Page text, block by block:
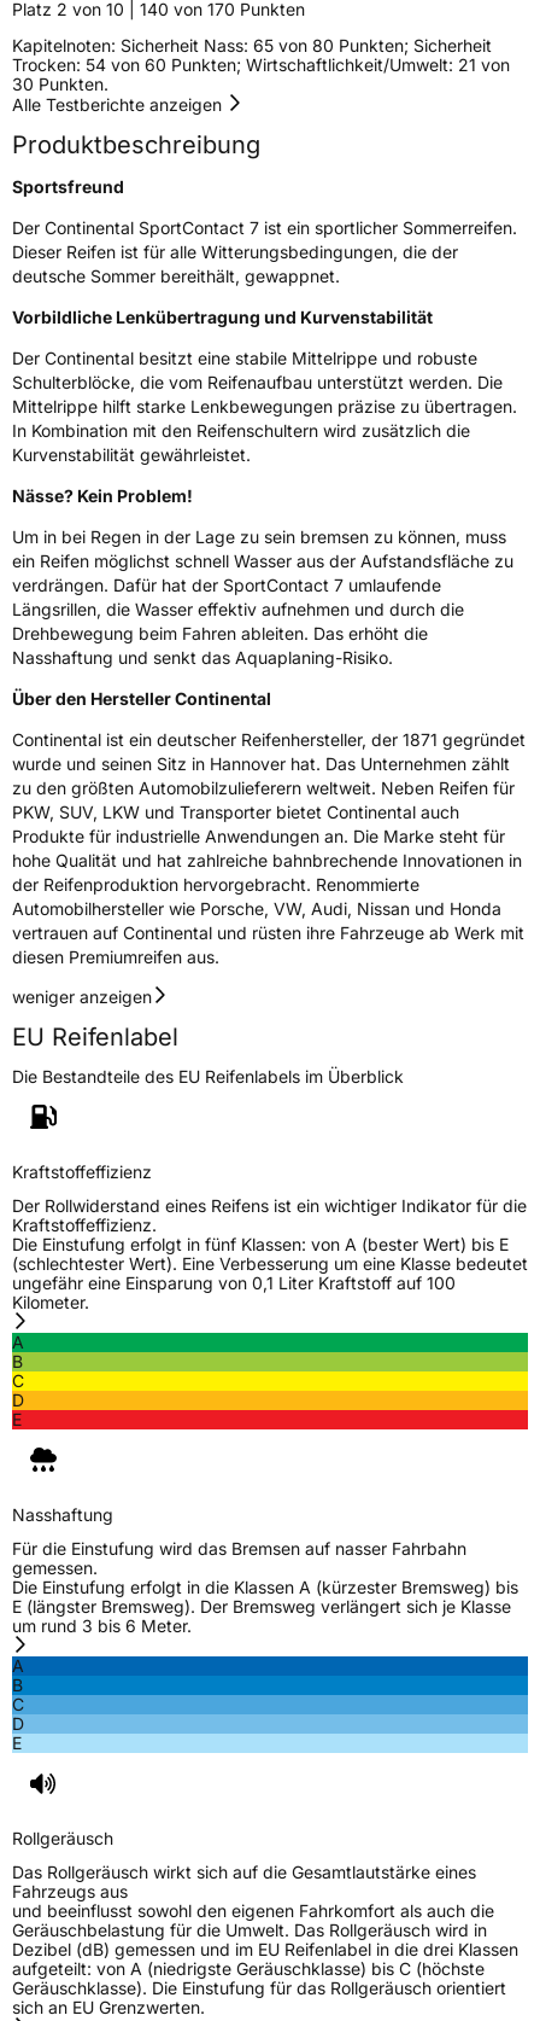
EU Label
EffizienzC
Nasshaftung
Rollgeräusch (Klasse)B
Rollgeräusch (dB)72
FahrzeugklasseC1
3PMSF / Schneeflockensymbol / Alpine-SymbolNein
834128
HerstellerkontaktContinental Reifen Deutschland GmbH
Continental-Plaza 1 30173 Hannover
Deutschland,
customerservice_tires@conti.de
Platz 2 von 10 | 140 von 170 Punkten
Kapitelnoten: Sicherheit Nass: 65 von 80 Punkten; Sicherheit
Trocken: 54 von 60 Punkten; Wirtschaftlichkeit/Umwelt: 21 von
30 Punkten.
Alle Testberichte anzeigen
Produktbeschreibung
Sportsfreund
Der Continental SportContact 7 ist ein sportlicher Sommerreifen.
Dieser Reifen ist für alle Witterungsbedingungen, die der
deutsche Sommer bereithält, gewappnet.
Vorbildliche Lenkübertragung und Kurvenstabilität
Der Continental besitzt eine stabile Mittelrippe und robuste
Schulterblöcke, die vom Reifenaufbau unterstützt werden. Die
Mittelrippe hilft starke Lenkbewegungen präzise zu übertragen.
In Kombination mit den Reifenschultern wird zusätzlich die
Kurvenstabilität gewährleistet.
Nässe? Kein Problem!
Um in bei Regen in der Lage zu sein bremsen zu können, muss
ein Reifen möglichst schnell Wasser aus der Aufstandsfläche zu
verdrängen. Dafür hat der SportContact 7 umlaufende
Längsrillen, die Wasser effektiv aufnehmen und durch die
Drehbewegung beim Fahren ableiten. Das erhöht die
Nasshaftung und senkt das Aquaplaning-Risiko.
Über den Hersteller Continental
Continental ist ein deutscher Reifenhersteller, der 1871 gegründet
wurde und seinen Sitz in Hannover hat. Das Unternehmen zählt
zu den größten Automobilzulieferern weltweit. Neben Reifen für
PKW, SUV, LKW und Transporter bietet Continental auch
Produkte für industrielle Anwendungen an. Die Marke steht für
hohe Qualität und hat zahlreiche bahnbrechende Innovationen in
der Reifenproduktion hervorgebracht. Renommierte
Automobilhersteller wie Porsche, VW, Audi, Nissan und Honda
vertrauen auf Continental und rüsten ihre Fahrzeuge ab Werk mit
diesen Premiumreifen aus.
weniger anzeigen
EU Reifenlabel
Die Bestandteile des EU Reifenlabels im Überblick
Kraftstoffeffizienz
Der Rollwiderstand eines Reifens ist ein wichtiger Indikator für die
Kraftstoffeffizienz.
Die Einstufung erfolgt in fünf Klassen: von A (bester Wert) bis E
(schlechtester Wert). Eine Verbesserung um eine Klasse bedeutet
ungefähr eine Einsparung von 0,1 Liter Kraftstoff auf 100
Kilometer.
A
B
C
D
E
Nasshaftung
Für die Einstufung wird das Bremsen auf nasser Fahrbahn
gemessen.
Die Einstufung erfolgt in die Klassen A (kürzester Bremsweg) bis
E (längster Bremsweg). Der Bremsweg verlängert sich je Klasse
um rund 3 bis 6 Meter.
A
B
C
D
E
Rollgeräusch
Das Rollgeräusch wirkt sich auf die Gesamtlautstärke eines
Fahrzeugs aus
und beeinflusst sowohl den eigenen Fahrkomfort als auch die
Geräuschbelastung für die Umwelt. Das Rollgeräusch wird in
Dezibel (dB) gemessen und im EU Reifenlabel in die drei Klassen
aufgeteilt: von A (niedrigste Geräuschklasse) bis C (höchste
Geräuschklasse). Die Einstufung für das Rollgeräusch orientiert
sich an EU Grenzwerten.